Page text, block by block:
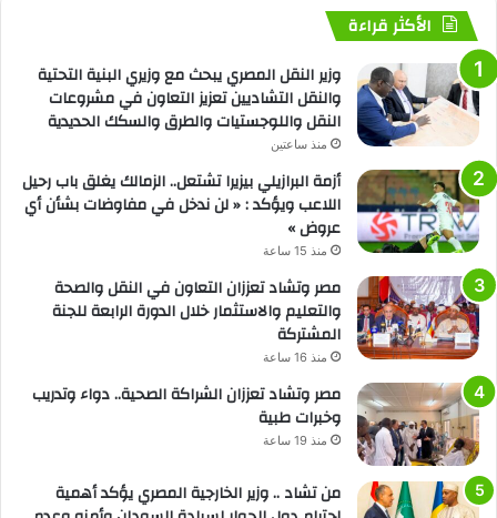
الأكثر قراءة
وزير النقل المصري يبحث مع وزيري البنية التحتية
والنقل التشاديين تعزيز التعاون في مشروعات
النقل واللوجستيات والطرق والسكك الحديدية
منذ ساعتين
أزمة البرازيلي بيزيرا تشتعل.. الزمالك يغلق باب رحيل
اللاعب ويؤكد : « لن ندخل في مفاوضات بشأن أي
عروض »
منذ 15 ساعة
مصر وتشاد تعززان التعاون في النقل والصحة
والتعليم والاستثمار خلال الدورة الرابعة للجنة
المشتركة
منذ 16 ساعة
مصر وتشاد تعززان الشراكة الصحية.. دواء وتدريب
وخبرات طبية
منذ 19 ساعة
من تشاد .. وزير الخارجية المصري يؤكد أهمية